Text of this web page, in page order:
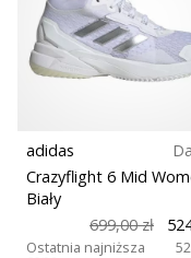
Funkcja
Gracze
Plac zabaw
adidas
Crazyflight 6 Mid
Biały
699,00 zł
Ostatnia najniższa